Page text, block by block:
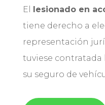
El lesionado en
tiene derecho a
representación
tuviese contratada
su seguro de